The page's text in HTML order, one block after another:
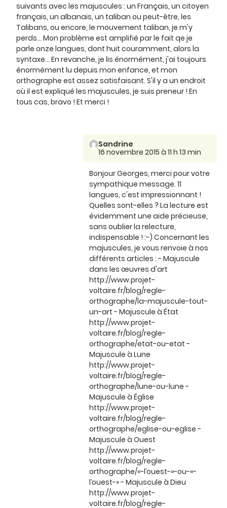
suivants avec les majuscules : un Français, un citoyen
français, un albanais, un taliban ou peut-être, les
Talibans, ou encore, le mouvement taliban, je m'y
perds... Mon problème est amplifié par le fait qe je
parle onze langues, dont huit couramment, alors la
syntaxe... En revanche, je lis énormément, j'ai toujours
énormément lu depuis mon enfance, et mon
orthographe est assez satisfaisant. S'il y a un endroit
où il est expliqué les majuscules, je suis preneur ! En
tous cas, bravo ! Et merci !
Sandrine
16 novembre 2015 à 11 h 13 min
Bonjour Georges, merci pour votre
sympathique message. 11
langues, c'est impressionnant !
Quelles sont-elles ? La lecture est
évidemment une aide précieuse,
sans oublier la relecture,
indispensable ! :-) Concernant les
majuscules, je vous renvoie à nos
différents articles : - Majuscule
dans les œuvres d'art
http://www.projet-
voltaire.fr/blog/regle-
orthographe/la-majuscule-tout-
un-art - Majuscule à État
http://www.projet-
voltaire.fr/blog/regle-
orthographe/etat-ou-etat -
Majuscule à Lune
http://www.projet-
voltaire.fr/blog/regle-
orthographe/lune-ou-lune -
Majuscule à Église
http://www.projet-
voltaire.fr/blog/regle-
orthographe/eglise-ou-eglise -
Majuscule à Ouest
http://www.projet-
voltaire.fr/blog/regle-
orthographe/«-l’ouest-»-ou-«-
l’ouest-» - Majuscule à Dieu
http://www.projet-
voltaire.fr/blog/regle-